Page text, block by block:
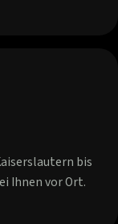
bis
Ihnen vor Ort.